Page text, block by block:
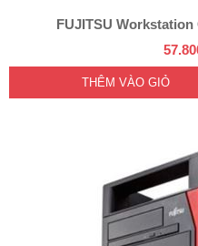
FUJITSU Workstation